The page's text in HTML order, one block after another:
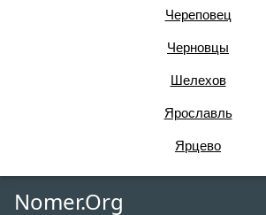
Череповец
Черновцы
Шелехов
Ярославль
Ярцево
Nomer.Org